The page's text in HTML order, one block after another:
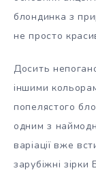
блондинка з
не просто
Досить
іншими
попелястого
одним з
варіації вже
зарубіжні зірки